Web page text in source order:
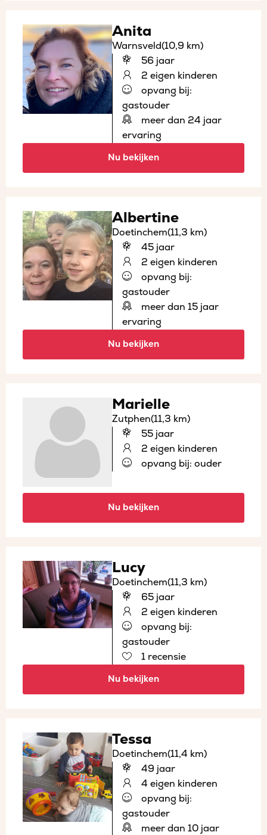
Anita
Warnsveld(10,9 km)
56 jaar
2 eigen kinderen
opvang bij:
gastouder
meer dan 24 jaar
ervaring
Nu bekijken
Albertine
Doetinchem(11,3 km)
45 jaar
2 eigen kinderen
opvang bij:
gastouder
meer dan 15 jaar
ervaring
Nu bekijken
Marielle
Zutphen(11,3 km)
55 jaar
2 eigen kinderen
opvang bij: ouder
Nu bekijken
Lucy
Doetinchem(11,3 km)
65 jaar
2 eigen kinderen
opvang bij:
gastouder
1 recensie
Nu bekijken
Tessa
Doetinchem(11,4 km)
49 jaar
4 eigen kinderen
opvang bij:
gastouder
meer dan 10 jaar